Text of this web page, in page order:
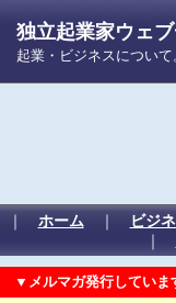
独立起業家ウェ
起業・ビジネスについ
｜ ホーム ｜ ビジ
｜
▼メルマガ発行していま